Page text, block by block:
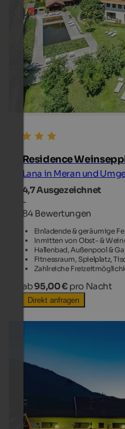
Residence
Lana in Meran und
4,7Ausgezeichnet
-
84 Bewertungen
Einladende & geräumige
Inmitten von Obst- &
Hallenbad, Außenpool &
Fitnessraum, Spielplatz,
Zahlreiche
ab95,00 € pro Nacht
Direkt anfragen